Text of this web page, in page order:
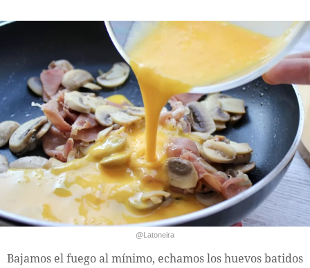
@Latoneira
Bajamos el fuego al mínimo, echamos los huevos batidos